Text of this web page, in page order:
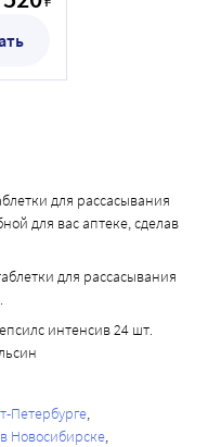
для рассасывания
для вас аптеке, сделав
для рассасывания
интенсив 24 шт.
Петербурге
Новосибирске